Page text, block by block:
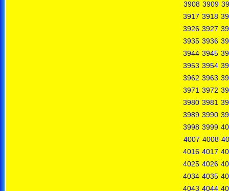
3908 3909
3917 3918
3926 3927
3935 3936
3944 3945
3953 3954
3962 3963
3971 3972
3980 3981
3989 3990
3998 3999
4007 4008
4016 4017
4025 4026
4034 4035
4043 4044